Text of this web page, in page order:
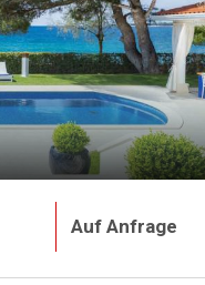
Auf Anfrage